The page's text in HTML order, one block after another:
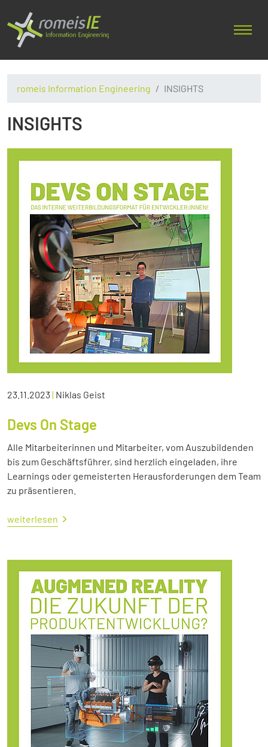
romeis Information Engineering INSIGHTS
INSIGHTS
23.11.2023| Niklas Geist
Devs On Stage
Alle Mitarbeiterinnen und Mitarbeiter, vom Auszubildenden
bis zum Geschäftsführer, sind herzlich eingeladen, ihre
Learnings oder gemeisterten Herausforderungen dem Team
zu präsentieren.
weiterlesen